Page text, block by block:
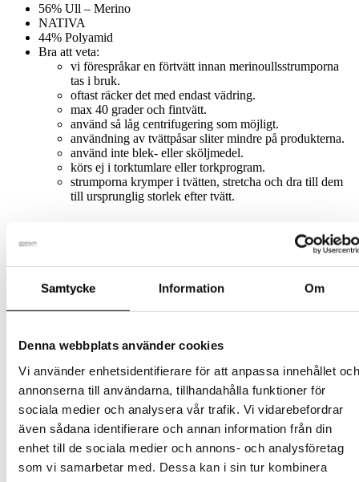
Samtycke Information Om
Denna webbplats använder cookies
Vi använder enhetsidentifierare för att anpassa innehållet och
annonserna till användarna, tillhandahålla funktioner för
sociala medier och analysera vår trafik. Vi vidarebefordrar
även sådana identifierare och annan information från din
enhet till de sociala medier och annons- och analysföretag
som vi samarbetar med. Dessa kan i sin tur kombinera
56% Ull – Merino
NATIVA
44% Polyamid
Bra att veta:
vi förespråkar en förtvätt innan merinoullsstrumporna
tas i bruk.
oftast räcker det med endast vädring.
max 40 grader och fintvätt.
använd så låg centrifugering som möjligt.
användning av tvättpåsar sliter mindre på produkterna.
använd inte blek- eller sköljmedel.
körs ej i torktumlare eller torkprogram.
strumporna krymper i tvätten, stretcha och dra till dem
till ursprunglig storlek efter tvätt.
Storlek - Strumpor
36-38, 39-41, 40-42, 43-45, 35-38, 39-42,
Relaterade produkter
Strumpor
Merinoullsstrumpor –
Vandringsstrumpor 43-46
kr inkl. moms Välj alternativ
här
produkten
Strumpor